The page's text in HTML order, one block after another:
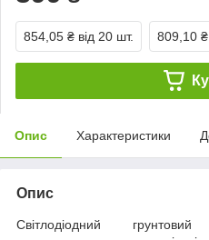
854,05 ₴ від 20 шт. 809,10 ₴
Опис Характеристики
Опис
Світлодіодний